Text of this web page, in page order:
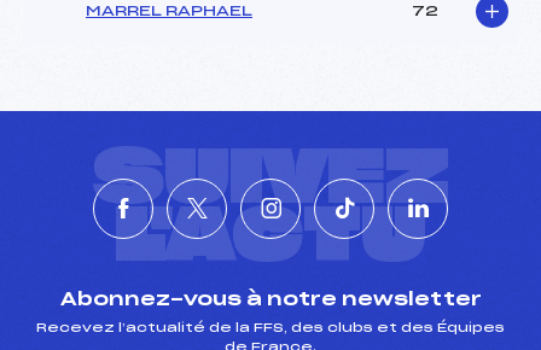
MARREL RAPHAEL 72
SUIVEZ
L'ACTU
Abonnez-vous à notre newsletter
Recevez l’actualité de la FFS, des clubs et des Équipes
de France.